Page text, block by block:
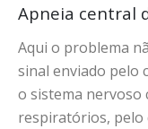
Apneia central
Aqui o problema
sinal enviado pelo
o sistema nervoso
respiratórios, pelo